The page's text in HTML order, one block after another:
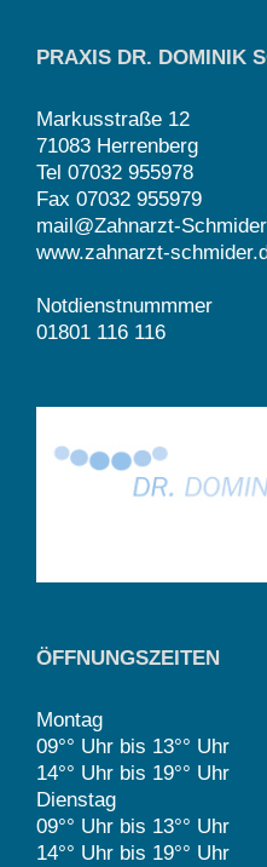
PRAXIS DR. DOMINIK
Markusstraße 12
71083 Herrenberg
Tel 07032 955978
Fax 07032 955979
mail@Zahnarzt-
www.zahnarzt-
Notdienstnummmer
01801 116 116
ÖFFNUNGSZEITEN
Montag
09°° Uhr bis 13°° Uhr
14°° Uhr bis 19°° Uhr
Dienstag
09°° Uhr bis 13°° Uhr
14°° Uhr bis 19°° Uhr